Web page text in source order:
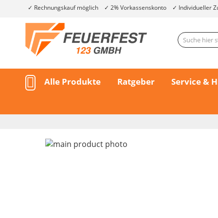
Rechnungskauf möglich 2% Vorkassenskonto Individueller
Alle Produkte Ratgeber Service &
Skip